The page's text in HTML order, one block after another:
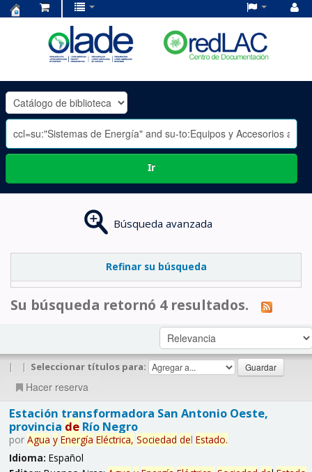
OLADE
-
Ir
Búsqueda avanzada
Refinar su búsqueda
Su búsqueda retornó 4 resultados.
| | Seleccionar títulos para:
Hacer reserva
Estación transformadora San Antonio Oeste,
provincia deRío Negro
por Agua y Energía Eléctrica, Sociedad del Estado.
Idioma: Español